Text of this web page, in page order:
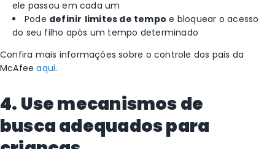
ele passou em cada um
Pode definir limites de tempo e bloquear o acesso
do seu filho após um tempo determinado
Confira mais informações sobre o controle dos pais da
McAfeeaqui.
4. Use mecanismos de
busca adequados para